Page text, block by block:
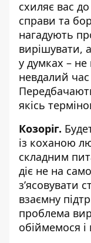
схиляє вас
справи та
нагадують
вирішувати,
у думках –
невдалий
якісь
Козоріг.
із коханою
складним
діє не на
зʼясовувати
взаємну
проблема
обіймемося і